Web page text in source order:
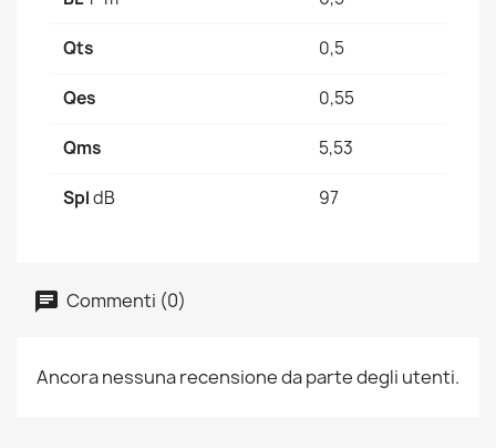
Qts 0,5
Qes 0,55
Qms 5,53
SpldB 97
Commenti (0)
Ancora nessuna recensione da parte degli utenti.